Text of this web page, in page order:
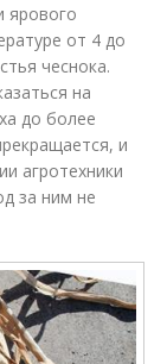
ярового
от 4 до
чеснока.
на
до более
и
агротехники
за ним не